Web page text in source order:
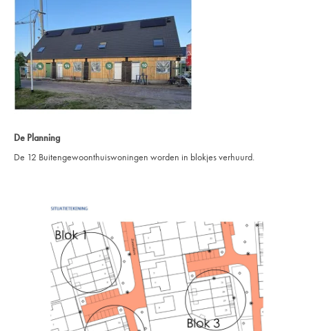
De Planning
De 12 Buitengewoonthuiswoningen worden in blokjes verhuurd.